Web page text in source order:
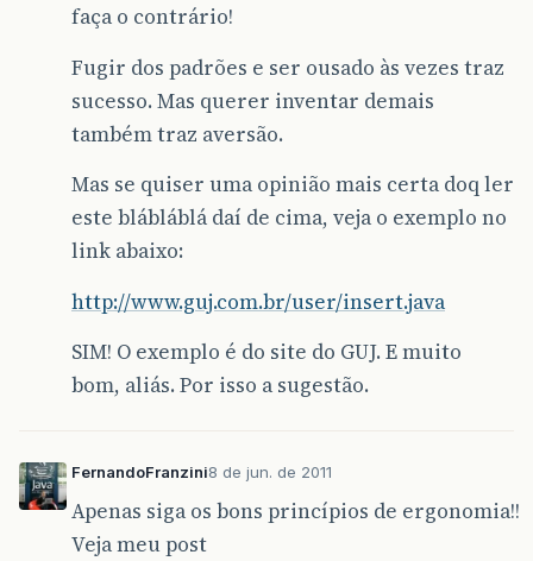
faça o contrário!
Fugir dos padrões e ser ousado às vezes traz
sucesso. Mas querer inventar demais
também traz aversão.
Mas se quiser uma opinião mais certa doq ler
este blábláblá daí de cima, veja o exemplo no
link abaixo:
http://www.guj.com.br/user/insert.java
SIM! O exemplo é do site do GUJ. E muito
bom, aliás. Por isso a sugestão.
FernandoFranzini8 de jun. de 2011
Apenas siga os bons princípios de ergonomia!!
Veja meu post